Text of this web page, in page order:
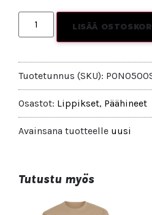
LISÄÄ
Tuotetunnus (SKU):
Osastot: Lippikset, Päähineet
Avainsana tuotteelle uusi
Tutustu myös